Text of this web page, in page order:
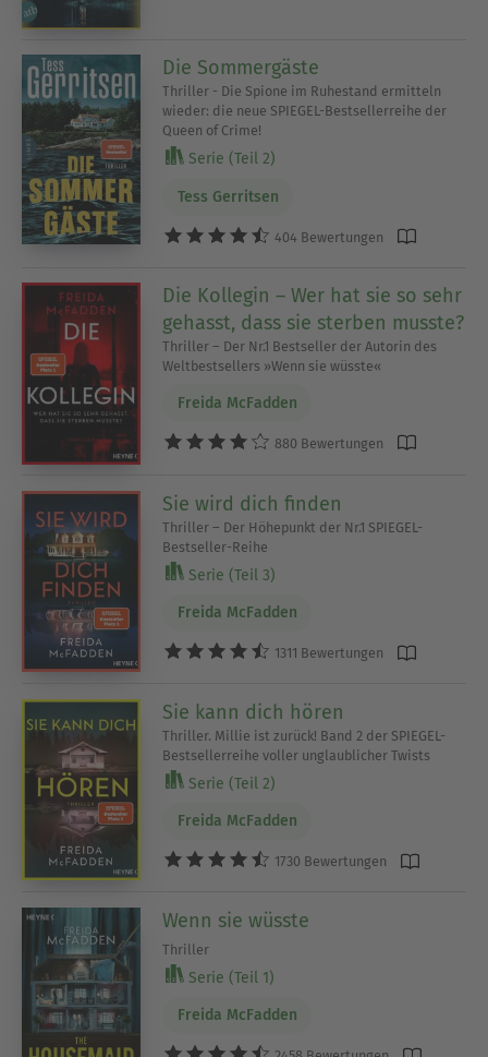
Die Sommergäste
Thriller - Die Spione im Ruhestand ermitteln
wieder: die neue SPIEGEL-Bestsellerreihe der
Queen of Crime!
Serie (Teil 2)
Tess Gerritsen
404 Bewertungen
Die Kollegin – Wer hat sie so sehr
gehasst, dass sie sterben musste?
Thriller – Der Nr.1 Bestseller der Autorin des
Weltbestsellers »Wenn sie wüsste«
Freida McFadden
880 Bewertungen
Sie wird dich finden
Thriller – Der Höhepunkt der Nr.1 SPIEGEL-
Bestseller-Reihe
Serie (Teil 3)
Freida McFadden
1311 Bewertungen
Sie kann dich hören
Thriller. Millie ist zurück! Band 2 der SPIEGEL-
Bestsellerreihe voller unglaublicher Twists
Serie (Teil 2)
Freida McFadden
1730 Bewertungen
Wenn sie wüsste
Thriller
Serie (Teil 1)
Freida McFadden